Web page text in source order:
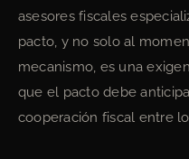
asesores fiscales
pacto, y no solo al
mecanismo, es una
que el pacto debe
cooperación fiscal entre